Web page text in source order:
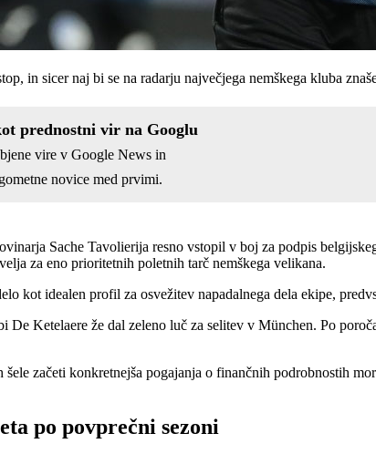
in sicer naj bi se na radarju največjega nemškega kluba
prednostni vir na Googlu
vire v Google News in
novice med prvimi.
Sache Tavolierija resno vstopil v boj za podpis
za eno prioritetnih poletnih tarč nemškega velikana.
kot idealen profil za osvežitev napadalnega dela ekipe,
De Ketelaere že dal zeleno luč za selitev v München. Po
začeti konkretnejša pogajanja o finančnih podrobnostih
po povprečni sezoni